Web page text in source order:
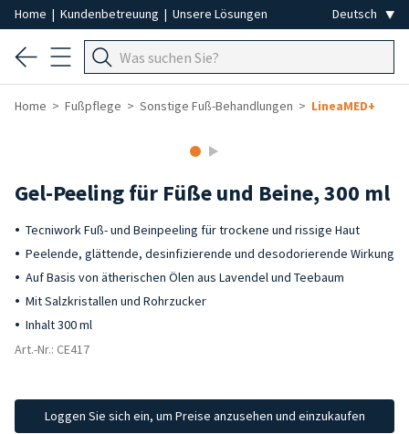
Home | Kundenbetreuung | Unsere Lösungen
Home Fußpflege Sonstige Fuß-Behandlungen LineaMED+
Gel-Peeling für Füße und Beine, 300 ml
Tecniwork Fuß- und Beinpeeling für trockene und rissige Haut
Peelende, glättende, desinfizierende und desodorierende Wirkung
Auf Basis von ätherischen Ölen aus Lavendel und Teebaum
Mit Salzkristallen und Rohrzucker
Inhalt 300 ml
Art.-Nr.: CE417
Loggen Sie sich ein, um Preise anzusehen und einzukaufen